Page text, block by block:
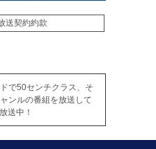
送契約約款
で50センチクラス、そ
ンルの番組を放送して
送中！